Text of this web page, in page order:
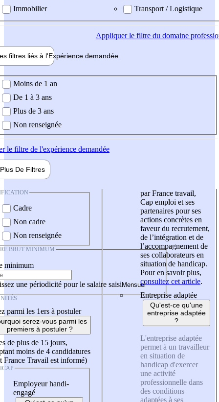
Immobilier
Transport / Logistique
Appliquerle filtre du domaine
filtres liés à l'Expérience demandée
demandée
Moins de 1 an
De 1 à 3 ans
Plus de 3 ans
Non renseignée
le filtre de l'expérience demandée
Plus De Filtres
Cadre
Non cadre
Non renseignée
BRUT MINIMUM
minimum
une périodicité pour le salaire saisi
parmi les 1ers à postuler
serez-vous parmi les
premiers à postuler ?
de plus de 15 jours,
moins de 4 candidatures
France Travail est informé)
Employeur handi-
engagé
par France travail,
Cap emploi et ses
partenaires pour ses
actions concrètes en
faveur du recrutement,
de l’intégration et de
l’accompagnement de
ses collaborateurs en
situation de handicap.
Pour en savoir plus,
consultez cet article.
Entreprise adaptée
Qu'est-ce qu'une
entreprise adaptée
?
L'entreprise adaptée
permet à un travailleur
en situation de
handicap d'exercer
une activité
professionnelle dans
des conditions
adaptées à ses